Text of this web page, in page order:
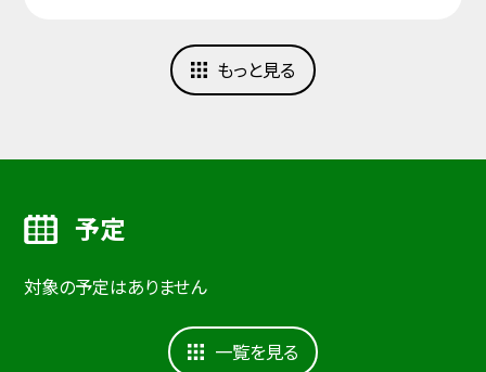
もっと見る
予定
対象の予定はありません
一覧を見る